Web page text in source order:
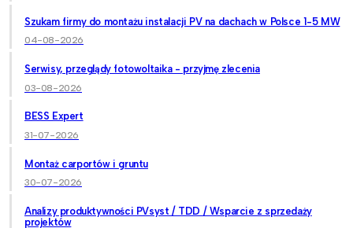
Szukam firmy do montażu instalacji PV na dachach w Polsce 1-5 MW
04-08-2026
Serwisy, przeglądy fotowoltaika - przyjmę zlecenia
03-08-2026
BESS Expert
31-07-2026
Montaż carportów i gruntu
30-07-2026
Analizy produktywności PVsyst / TDD / Wsparcie z sprzedaży
projektów